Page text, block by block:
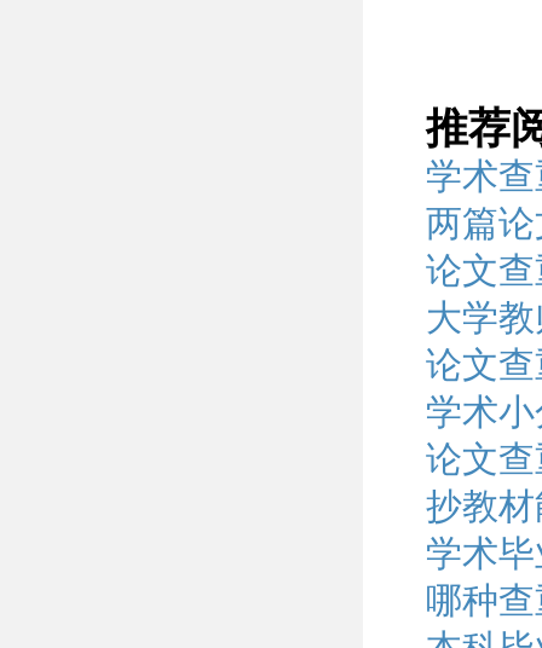
推荐
学术
两篇
论文
大学
论文
学术
论文
抄教
学术
哪种